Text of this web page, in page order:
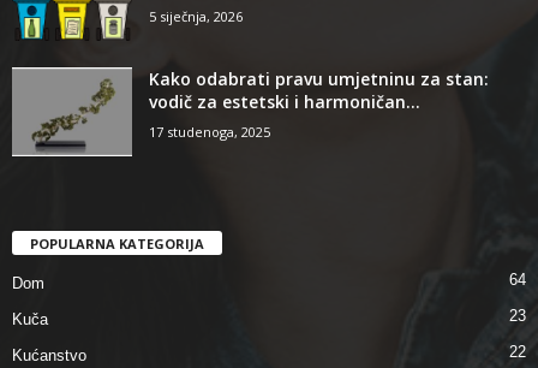
5 siječnja, 2026
Kako odabrati pravu umjetninu za stan:
vodič za estetski i harmoničan...
17 studenoga, 2025
POPULARNA KATEGORIJA
Dom 64
Kuča 23
Kućanstvo 22